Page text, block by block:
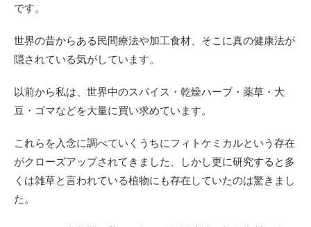
です。
世界の昔からある民間療法や加工食材、そこに真の健康法が
隠されている気がしています。
以前から私は、世界中のスパイス・乾燥ハーブ・薬草・大
豆・ゴマなどを大量に買い求めています。
これらを入念に調べていくうちにフィトケミカルという存在
がクローズアップされてきました、しかし更に研究すると多
くは雑草と言われている植物にも存在していたのは驚きまし
た。